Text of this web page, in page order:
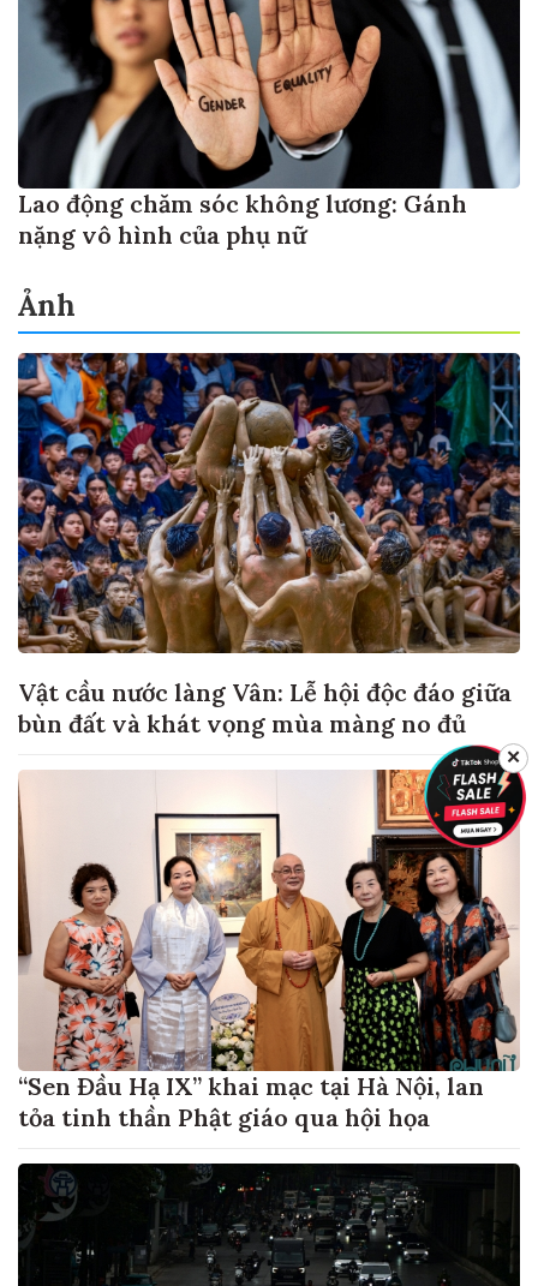
Lao động chăm sóc không lương: Gánh
nặng vô hình của phụ nữ
Ảnh
Vật cầu nước làng Vân: Lễ hội độc đáo giữa
bùn đất và khát vọng mùa màng no đủ
“Sen Đầu Hạ IX” khai mạc tại Hà Nội, lan
tỏa tinh thần Phật giáo qua hội họa
✕